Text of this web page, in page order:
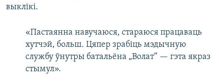
выклікі.
«Пастаянна навучаюся, стараюся працаваць
хутчэй, больш. Цяпер зрабіць мэдычную
службу ўнутры батальёна „Волат“ — гэта якраз
стымул».